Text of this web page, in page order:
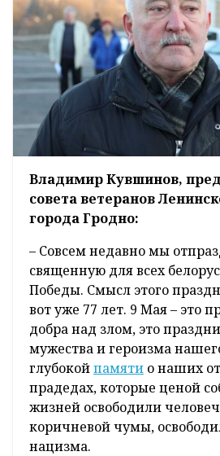
Владимир Кувшинов,
совета ветеранов
города Гродно:
– Совсем недавно мы
священную для всех
Победы. Смысл этого
вот уже 77 лет. 9 Мая – это
добра над злом, это
мужества и героизма
глубокойпамяти о наших
прадедах, которые ценой
жизней освободили
коричневой чумы,
нацизма.